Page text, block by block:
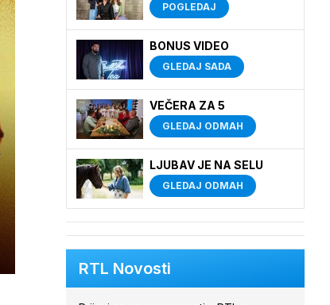
POGLEDAJ
BONUS VIDEO
GLEDAJ SADA
VEČERA ZA 5
GLEDAJ ODMAH
LJUBAV JE NA SELU
GLEDAJ ODMAH
RTL Novosti